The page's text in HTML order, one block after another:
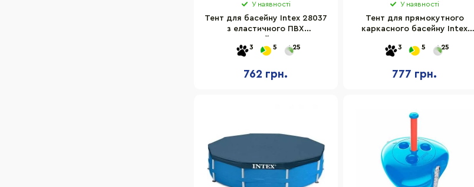
У наявності
Тент для басейну Intex 28037
з еластичного ПВХ
3 5 25
762 грн.
У наявності
Тент для прямокутного
каркасного басейну Intex
3 5 25
777 грн.